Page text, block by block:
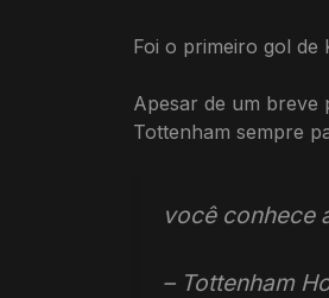
Foi o primeiro gol de
Apesar de um breve
Tottenham sempre
você conhece
– Tottenham